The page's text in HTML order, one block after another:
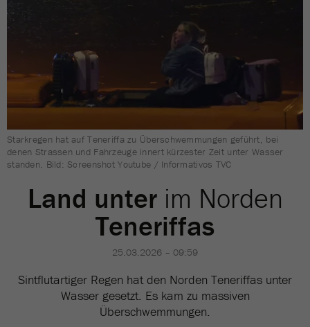
Starkregen hat auf Teneriffa zu Überschwemmungen geführt, bei
denen Strassen und Fahrzeuge innert kürzester Zeit unter Wasser
standen. Bild: Screenshot Youtube / Informativos TVC
Land unterim Norden
Teneriffas
25.03.2026 – 09:59
Sintflutartiger Regen hat den Norden Teneriffas unter
Wasser gesetzt. Es kam zu massiven
Überschwemmungen.